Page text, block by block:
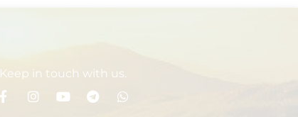
Keep in touch with us.